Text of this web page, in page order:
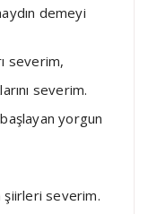
demeyi
severim,
severim.
yorgun
şiirleri severim.